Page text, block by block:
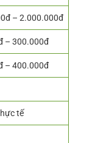
– 2.000.000đ
– 300.000đ
– 400.000đ
tế